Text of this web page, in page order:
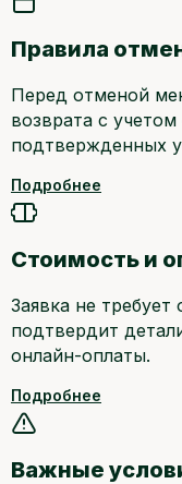
Правила
Перед отменой
возврата с
подтвержденных
Подробнее
Стоимость и
Заявка не требует
подтвердит
онлайн-оплаты.
Подробнее
Важные